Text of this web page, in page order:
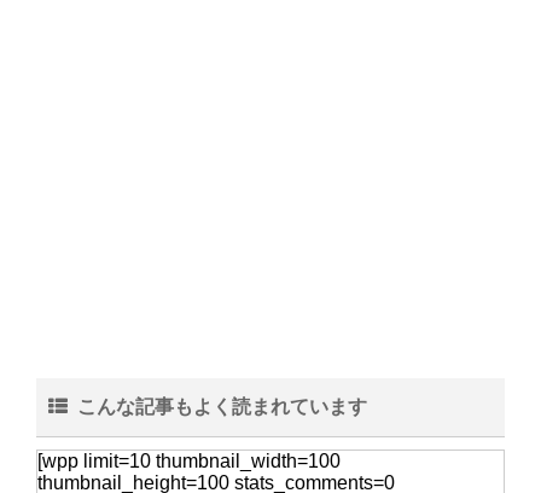
試験に合格する夢を見た時の夢占い！
こんな記事もよく読まれています
[wpp limit=10 thumbnail_width=100
thumbnail_height=100 stats_comments=0